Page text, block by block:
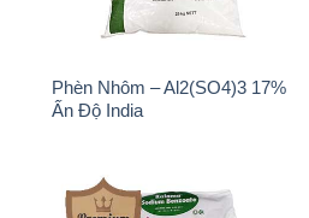
Phèn Nhôm – Al2(SO4)3 17%
Ấn Độ India